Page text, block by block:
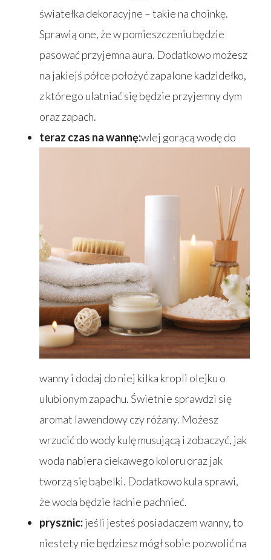
światełka dekoracyjne – takie na choinkę.
Sprawią one, że w pomieszczeniu będzie
pasować przyjemna aura. Dodatkowo możesz
na jakiejś półce położyć zapalone kadzidełko,
z którego ulatniać się będzie przyjemny dym
oraz zapach.
teraz czas na wannę:wlej gorącą wodę do
wanny i dodaj do niej kilka kropli olejku o
ulubionym zapachu. Świetnie sprawdzi się
aromat lawendowy czy różany. Możesz
wrzucić do wody kulę musującą i zobaczyć, jak
woda nabiera ciekawego koloru oraz jak
tworzą się bąbelki. Dodatkowo kula sprawi,
że woda będzie ładnie pachnieć.
prysznic:jeśli jesteś posiadaczem wanny, to
niestety nie będziesz mógł sobie pozwolić na